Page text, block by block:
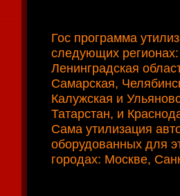
Гос программа
следующих
Ленинградская
Самарская,
Калужская и
Татарстан, и
Сама утилизация
оборудованных для
городах: Москве,